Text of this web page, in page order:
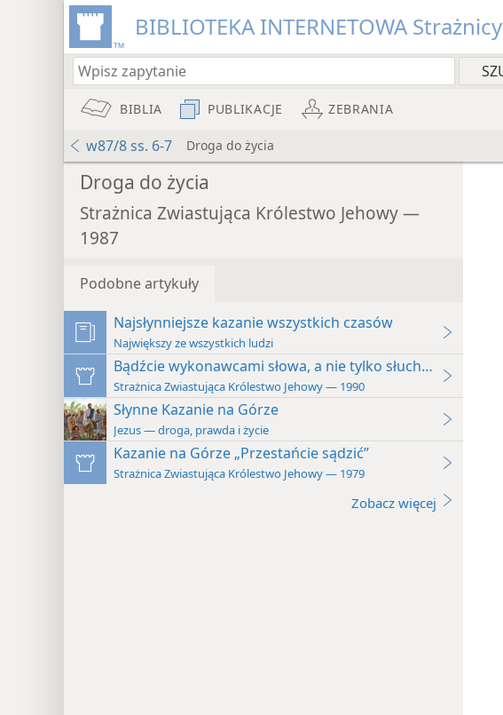
BIBLIOTEKA INTERNETOWA Strażnicy
BIBLIA PUBLIKACJE ZEBRANIA
w87/8 ss. 6-7 Droga do życia
Droga do życia
Strażnica Zwiastująca Królestwo Jehowy —
1987
Podobne artykuły
Najsłynniejsze kazanie wszystkich czasów
Największy ze wszystkich ludzi
Bądźcie wykonawcami słowa, a nie tylko słuchaczami
Strażnica Zwiastująca Królestwo Jehowy — 1990
Słynne Kazanie na Górze
Jezus — droga, prawda i życie
Kazanie na Górze „Przestańcie sądzić”
Strażnica Zwiastująca Królestwo Jehowy — 1979
Zobacz więcej